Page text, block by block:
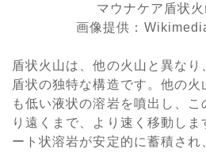
マウナケア盾状
画像提供：
盾状火山は、他の火山と異なり
盾状の独特な構造です。他の
も低い液状の溶岩を噴出し、こ
り遠くまで、より速く移動し
ート状溶岩が安定的に蓄積され